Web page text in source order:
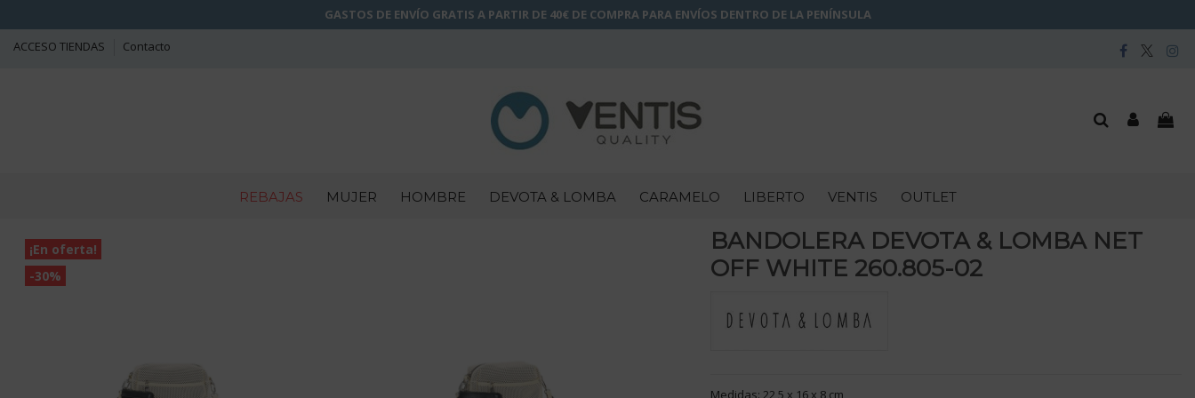
GASTOS DE ENVÍO GRATIS A PARTIR DE 40€ DE COMPRA PARA ENVÍOS DENTRO DE LA PENÍNSULA
ACCESO TIENDAS
Contacto
REBAJAS MUJER HOMBRE DEVOTA & LOMBA CARAMELO LIBERTO VENTIS OUTLET
¡En oferta!
-30%
BANDOLERA DEVOTA & LOMBA NET
OFF WHITE 260.805-02
Medidas: 22,5 x 16 x 8 cm